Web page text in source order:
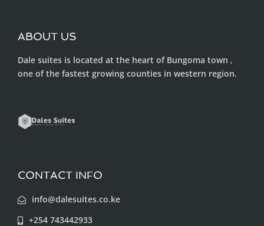
ABOUT US
Dale suites is located at the heart of Bungoma town ,
one of the fastest growing counties in western region.
CONTACT INFO
info@dalesuites.co.ke
+254 743442933